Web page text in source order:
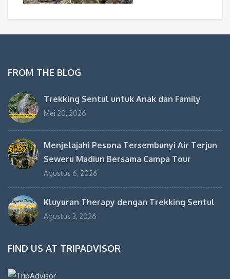
FROM THE BLOG
Trekking Sentul untuk Anak dan Family
Mei 20, 2026
Menjelajahi Pesona Tersembunyi Air Terjun
Seweru Madiun Bersama Campa Tour
Agustus 6, 2026
Kluyuran Therapy dengan Trekking Sentul
Agustus 3, 2026
FIND US AT TRIPADVISOR